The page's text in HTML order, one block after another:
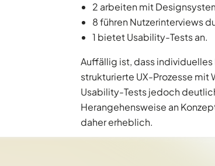
2 arbeiten mit
8 führen Nutzerinterviews
1 bietet Usability-Tests an.
Auffällig ist, dass
strukturierte UX-Prozesse mit
Usability-Tests jedoch
Herangehensweise an
daher erheblich.